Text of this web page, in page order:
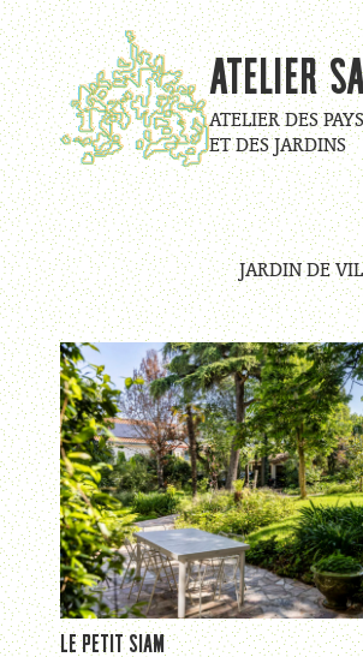
Aller au contenu
Atelier
ATELIER DES
ET DES JARDINS
JARDIN DE
LE PETIT SIAM